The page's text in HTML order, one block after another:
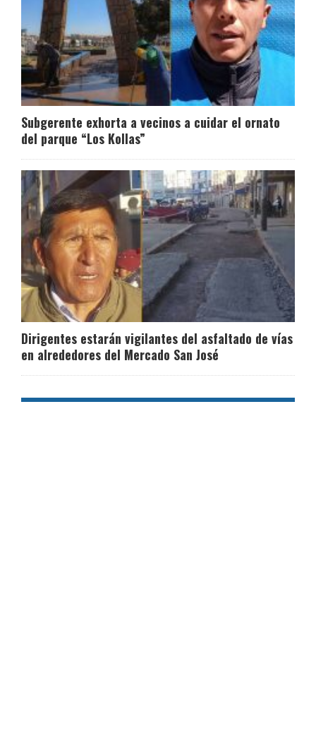
Subgerente exhorta a vecinos a cuidar el ornato
del parque “Los Kollas”
Dirigentes estarán vigilantes del asfaltado de vías
en alrededores del Mercado San José